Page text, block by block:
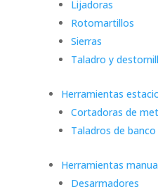
Lijadoras
Rotomartillos
Sierras
Taladro y
Herramientas
Cortadoras de
Taladros de banco
Herramientas
Desarmadores